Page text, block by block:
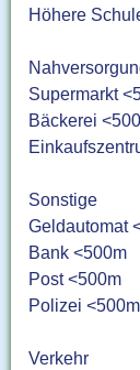
Höhere
Supermarkt
Bäckerei
Sonstige
Geldautomat
Bank <500m
Post <500m
Polizei <500m
Verkehr